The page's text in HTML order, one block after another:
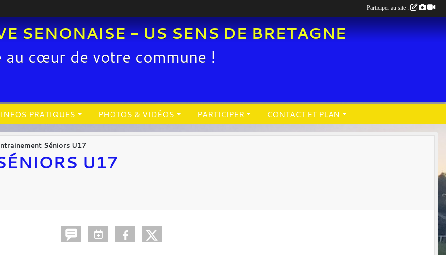
SENONAISE - US SENS DE BRETAGNE
au cœur de votre commune !
INFOS PRATIQUES PHOTOS & VIDÉOS PARTICIPER CONTACT ET PLAN
Séniors U17
U17
Participer au site :